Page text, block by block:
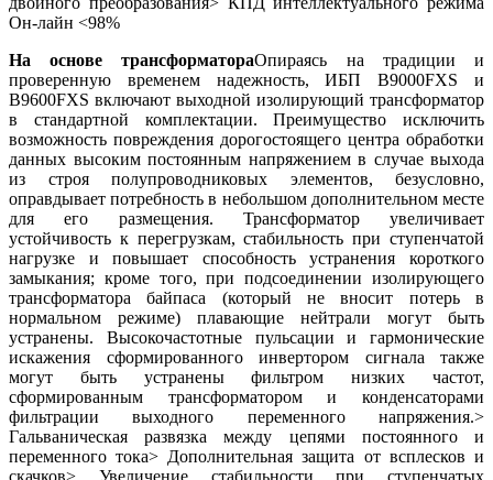
Он-лайн <98%
На основе трансформатораОпираясь на традиции и
проверенную временем надежность, ИБП B9000FXS и
B9600FXS включают выходной изолирующий трансформатор
в стандартной комплектации. Преимущество исключить
возможность повреждения дорогостоящего центра обработки
данных высоким постоянным напряжением в случае выхода
из строя полупроводниковых элементов, безусловно,
оправдывает потребность в небольшом дополнительном месте
для его размещения. Трансформатор увеличивает
устойчивость к перегрузкам, стабильность при ступенчатой
нагрузке и повышает способность устранения короткого
замыкания; кроме того, при подсоединении изолирующего
трансформатора байпаса (который не вносит потерь в
нормальном режиме) плавающие нейтрали могут быть
устранены. Высокочастотные пульсации и гармонические
искажения сформированного инвертором сигнала также
могут быть устранены фильтром низких частот,
сформированным трансформатором и конденсаторами
фильтрации выходного переменного напряжения.>
Гальваническая развязка между цепями постоянного и
переменного тока> Дополнительная защита от всплесков и
скачков> Увеличение стабильности при ступенчатых